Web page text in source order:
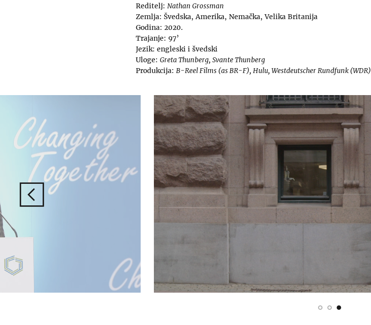
Reditelj: Nathan Grossman
Zemlja: Švedska, Amerika, Nemačka, Velika Britanija
Godina: 2020.
Trajanje: 97’
Jezik: engleski i švedski
Uloge: Greta Thunberg, Svante Thunberg
Produkcija: B-Reel Films (as BR-F), Hulu, Westdeutscher Rundfunk (WDR)